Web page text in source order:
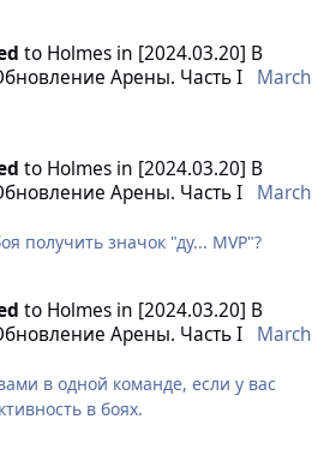
to Holmes in [2024.03.20] В
Арены. Часть I
March
to Holmes in [2024.03.20] В
Арены. Часть I
March
получить значок "ду... MVP"?
to Holmes in [2024.03.20] В
Арены. Часть I
March
в одной команде, если у вас
в боях.